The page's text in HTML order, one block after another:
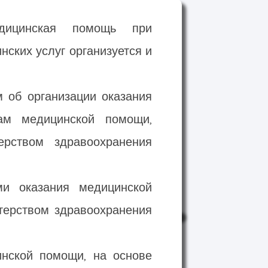
помощь при
услуг организуется и
организации оказания
медицинской помощи,
здравоохранения
оказания медицинской
здравоохранения
помощи, на основе